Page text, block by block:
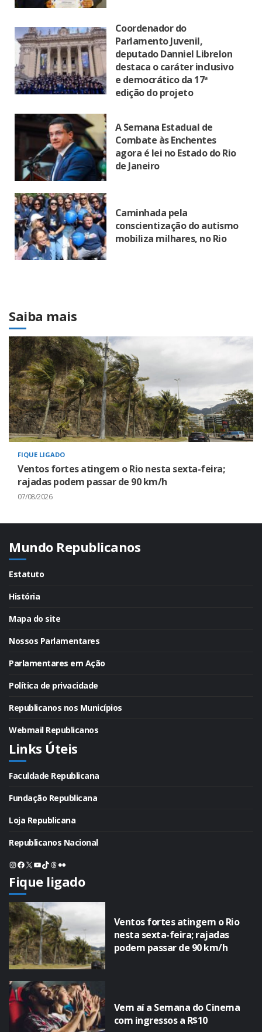
Coordenador do
Parlamento Juvenil,
deputado Danniel Librelon
destaca o caráter inclusivo
e democrático da 17ª
edição do projeto
A Semana Estadual de
Combate às Enchentes
agora é lei no Estado do Rio
de Janeiro
Caminhada pela
conscientização do autismo
mobiliza milhares, no Rio
Saiba mais
FIQUE LIGADO
Ventos fortes atingem o Rio nesta sexta-feira;
rajadas podem passar de 90 km/h
07/08/2026
Mundo Republicanos
Estatuto
História
Mapa do site
Nossos Parlamentares
Parlamentares em Ação
Política de privacidade
Republicanos nos Municípios
Webmail Republicanos
Links Úteis
Faculdade Republicana
Fundação Republicana
Loja Republicana
Republicanos Nacional
Instagram
Facebook
X Youtube
TikTok
Threads
Flickr
Fique ligado
Ventos fortes atingem o Rio
nesta sexta-feira; rajadas
podem passar de 90 km/h
Vem aí a Semana do Cinema
com ingressos a R$10